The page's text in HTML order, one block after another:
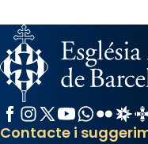
Facebook
Instagram
X / Twitter
YouTube
WhatsApp
Flickr
Contacte i